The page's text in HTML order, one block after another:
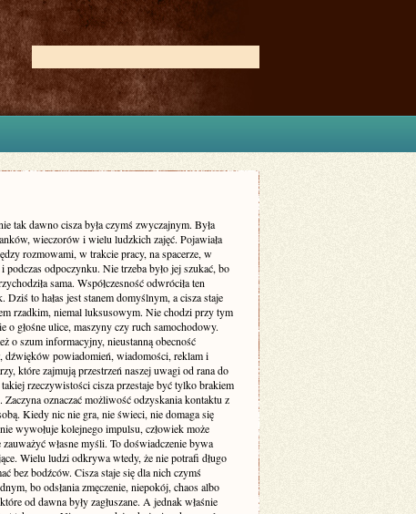
tak dawno cisza była czymś zwyczajnym. Była
wieczorów i wielu ludzkich zajęć. Pojawiała
rozmowami, w trakcie pracy, na spacerze, w
podczas odpoczynku. Nie trzeba było jej szukać, bo
sama. Współczesność odwróciła ten
Dziś to hałas jest stanem domyślnym, a cisza staje
rzadkim, niemal luksusowym. Nie chodzi przy tym
o głośne ulice, maszyny czy ruch samochodowy.
o szum informacyjny, nieustanną obecność
dźwięków powiadomień, wiadomości, reklam i
które zajmują przestrzeń naszej uwagi od rana do
rzeczywistości cisza przestaje być tylko brakiem
Zaczyna oznaczać możliwość odzyskania kontaktu z
Kiedy nic nie gra, nie świeci, nie domaga się
wywołuje kolejnego impulsu, człowiek może
zauważyć własne myśli. To doświadczenie bywa
Wielu ludzi odkrywa wtedy, że nie potrafi długo
bez bodźców. Cisza staje się dla nich czymś
bo odsłania zmęczenie, niepokój, chaos albo
od dawna były zagłuszane. A jednak właśnie